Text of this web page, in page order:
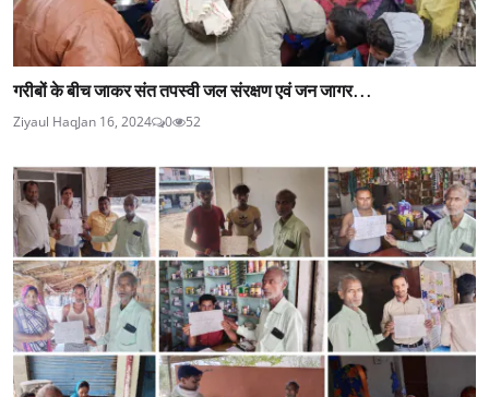
गरीबों के बीच जाकर संत तपस्वी जल संरक्षण एवं जन जागर...
Ziyaul HaqJan 16, 2024 0 52